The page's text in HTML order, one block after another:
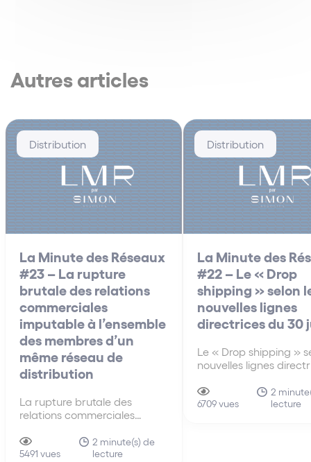
Autres articles
Distribution
La Minute des Réseaux
#23 – La rupture
brutale des relations
commerciales
imputable à l’ensemble
des membres d’un
même réseau de
distribution
La rupture brutale des
relations commerciales
membres d’un même réseau
de distribution La faute tirée
5491 vues
2 minute(s) de
lecture
Distribution
La Minute des
#22 – Le « Drop
shipping » selon
nouvelles lignes
directrices du 30
Le « Drop shipping »
nouvelles lignes
anciennes lignes
de 2010, les nouvelles
6709 vues
2
lecture